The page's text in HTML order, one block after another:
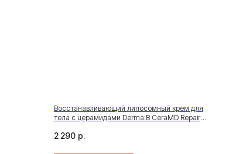
Восстанавливающий липосомный крем для
тела с церамидами Derma:B CeraMD Repair
2 290 р.